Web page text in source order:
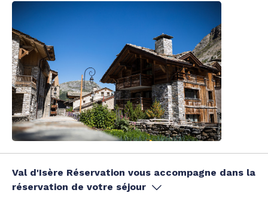
Val d'Isère Réservation vous accompagne dans la
réservation de votre séjour